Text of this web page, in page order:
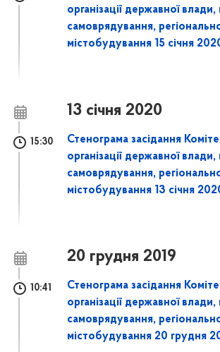
організації державної
самоврядування,
містобудування 15 січня
13 січня 2020
15:30
Стенограма засідання
організації державної
самоврядування,
містобудування 13 січня
20 грудня 2019
10:41
Стенограма засідання
організації державної
самоврядування,
містобудування 20 грудня